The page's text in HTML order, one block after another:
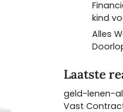
kind
Alles
Laatste
geld-lenen-
Vast